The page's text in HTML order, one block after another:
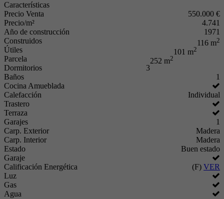
Características
Precio Venta
550.000 €
Precio/m²
4.741
Año de construcción
1971
Construidos
116 m2
Útiles 101 m2
Parcela 252 m2
Dormitorios
3
Baños
1
Cocina Amueblada
Calefacción
Individual
Trastero
Terraza
Garajes
1
Carp. Exterior
Madera
Carp. Interior
Madera
Estado
Buen estado
Garaje
Calificación Energética
(F) VER
Luz
Gas
Agua